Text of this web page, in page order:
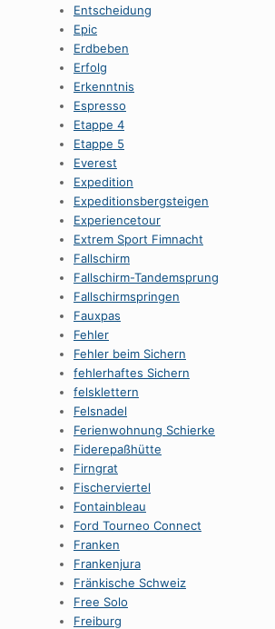
Entscheidung
Epic
Erdbeben
Erfolg
Erkenntnis
Espresso
Etappe 4
Etappe 5
Everest
Expedition
Expeditionsbergsteigen
Experiencetour
Extrem Sport Fimnacht
Fallschirm
Fallschirm-Tandemsprung
Fallschirmspringen
Fauxpas
Fehler
Fehler beim Sichern
fehlerhaftes Sichern
felsklettern
Felsnadel
Ferienwohnung Schierke
Fiderepaßhütte
Firngrat
Fischerviertel
Fontainbleau
Ford Tourneo Connect
Franken
Frankenjura
Fränkische Schweiz
Free Solo
Freiburg